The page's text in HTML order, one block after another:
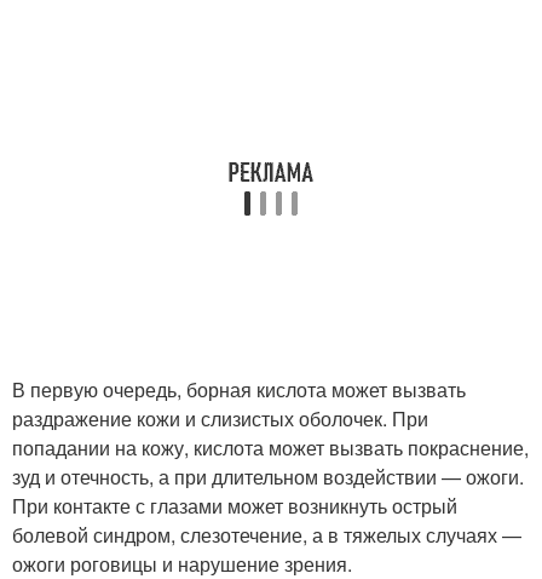
В первую очередь, борная кислота может вызвать
раздражение кожи и слизистых оболочек. При
попадании на кожу, кислота может вызвать покраснение,
зуд и отечность, а при длительном воздействии — ожоги.
При контакте с глазами может возникнуть острый
болевой синдром, слезотечение, а в тяжелых случаях —
ожоги роговицы и нарушение зрения.